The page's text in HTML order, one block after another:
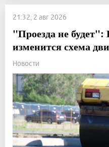
21:32, 2 авг 2026
"Проезда не
изменится схема
Новости